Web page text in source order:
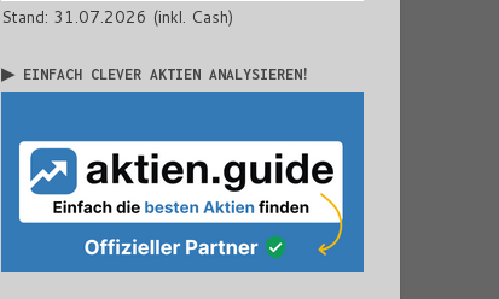
Stand: 31.07.2026 (inkl. Cash)
▶ EINFACH CLEVER AKTIEN ANALYSIEREN!